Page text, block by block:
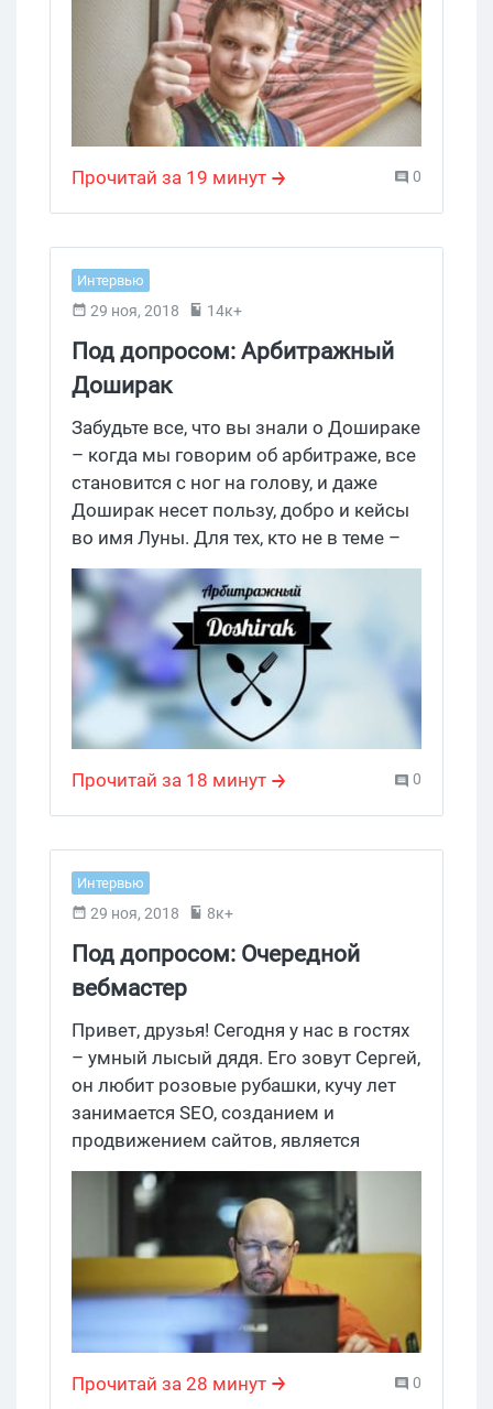
Прочитай за 19 минут 0
Интервью
29 ноя, 2018 14к+
Под допросом: Арбитражный
Доширак
Забудьте все, что вы знали о Дошираке
– когда мы говорим об арбитраже, все
становится с ног на голову, и даже
Доширак несет пользу, добро и кейсы
во имя Луны. Для тех, кто не в теме –
сегодня у нас в студии Богдан, овнер
сообщества «Арбитражный Доширак».
Прочитай за 18 минут 0
Интервью
29 ноя, 2018 8к+
Под допросом: Очередной
вебмастер
Привет, друзья! Сегодня у нас в гостях
– умный лысый дядя. Его зовут Сергей,
он любит розовые рубашки, кучу лет
занимается SEO, созданием и
продвижением сайтов, является
соовнером вот этого сообщества по
Joomla и автором собственного блога.
Сергей нам рассказал о всяких SEO-
премудростях, о том, куда уходят
деньги в SEO (на еду), о женщинах в
отрасли (они существуют) и о том, как
отдыхают сеошники (бухают по-
Прочитай за 28 минут
0